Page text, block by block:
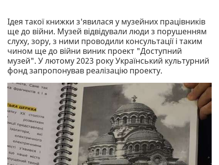
Ідея такої книжки з'явилася у музейних працівників
ще до війни. Музей відвідували люди з порушенням
слуху, зору, з ними проводили консультації і таким
чином ще до війни виник проект "Доступний
музей". У лютому 2023 року Український культурний
фонд запропонував реалізацію проекту.